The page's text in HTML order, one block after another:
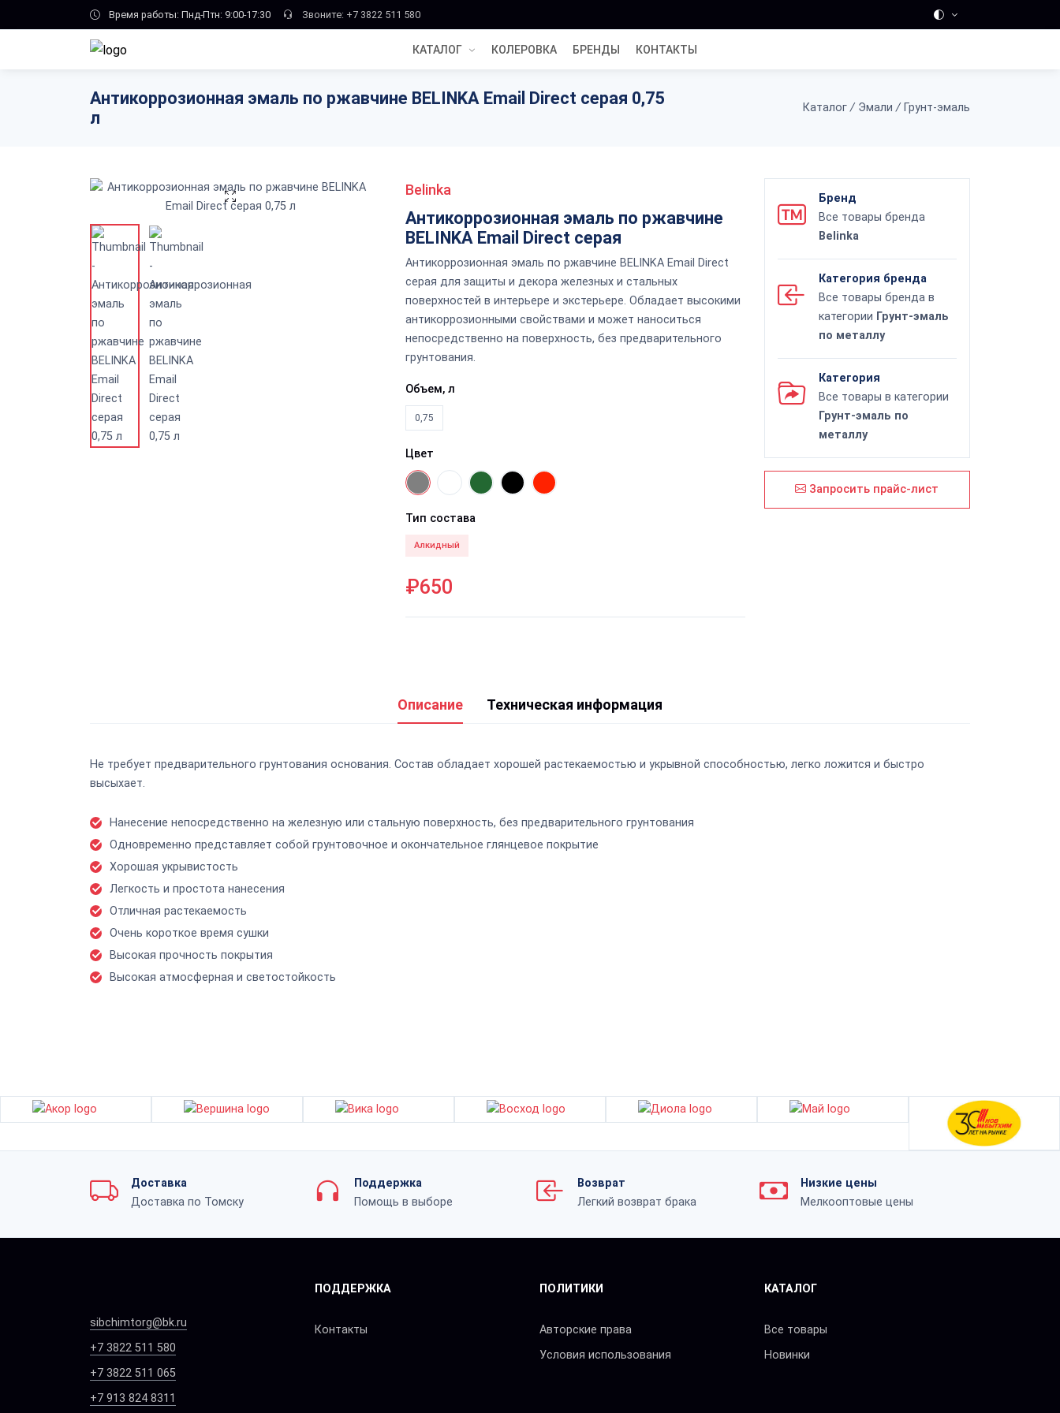
Skip to main contentВремя работы: Пнд-Птн: 9:00-17:30 Звоните: +7 3822 511 580
КАТАЛОГ КОЛЕРОВКА БРЕНДЫ КОНТАКТЫ
Антикоррозионная эмаль по ржавчине BELINKA Email Direct серая 0,75
л
Каталог / Эмали / Грунт-эмаль
Belinka
Антикоррозионная эмаль по ржавчине
BELINKA Email Direct серая
Антикоррозионная эмаль по ржавчине BELINKA Email Direct
серая для защиты и декора железных и стальных
поверхностей в интерьере и экстерьере. Обладает высокими
антикоррозионными свойствами и может наноситься
непосредственно на поверхность, без предварительного
грунтования.
Объем, л
0,75
Цвет
Тип состава
Алкидный
₽650
Бренд
Все товары бренда
Belinka
Категория бренда
Все товары бренда в
категории Грунт-эмаль
по металлу
Категория
Все товары в категории
Грунт-эмаль по
металлу
Запросить прайс-лист
Описание Техническая информация
Не требует предварительного грунтования основания. Состав обладает хорошей растекаемостью и укрывной способностью, легко ложится и быстро
высыхает.
Нанесение непосредственно на железную или стальную поверхность, без предварительного грунтования
Одновременно представляет собой грунтовочное и окончательное глянцевое покрытие
Хорошая укрывистость
Легкость и простота нанесения
Отличная растекаемость
Очень короткое время сушки
Высокая прочность покрытия
Высокая атмосферная и светостойкость
Доставка
Доставка по Томску
Поддержка
Помощь в выборе
Возврат
Легкий возврат брака
Низкие цены
Мелкооптовые цены
sibchimtorg@bk.ru
+7 3822 511 580
+7 3822 511 065
+7 913 824 8311
ПОДДЕРЖКА
Контакты
ПОЛИТИКИ
Авторские права
Условия использования
КАТАЛОГ
Все товары
Новинки